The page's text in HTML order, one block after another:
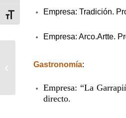
Alternar tamaño de letra
Empresa: Tradición.
Empresa: Arco.Artte.
Gastronomía:
Empresa: “La
directo.
septiembre los guías
convenio con el
Consorcio...